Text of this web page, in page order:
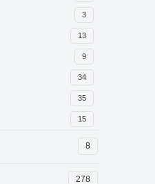
3
13
9
34
35
15
8
278